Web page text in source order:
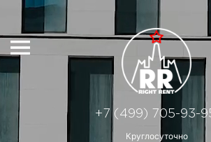
Круглосуточно
+7 (499) 705-93-